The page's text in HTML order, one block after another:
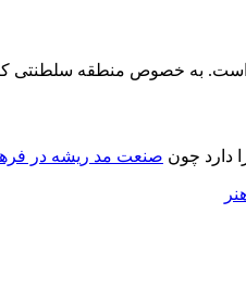
است. به خصوص منطقه سلطنتی
دارد چون صنعت مد ریشه در